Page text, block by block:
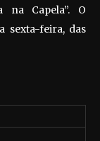
na Capela”. O
sexta-feira, das